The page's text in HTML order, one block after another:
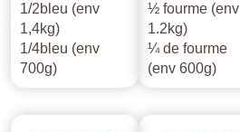
1/2bleu (env
1,4kg)
1/4bleu (env
700g)
½ fourme (env
1.2kg)
¼ de fourme
(env 600g)